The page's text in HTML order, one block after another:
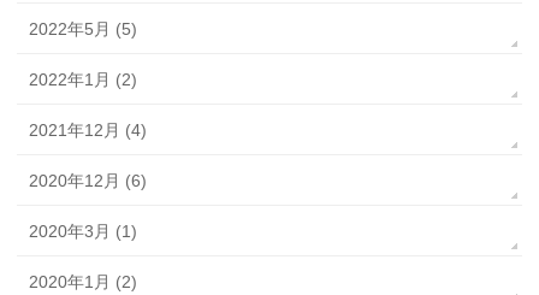
2022年5月 (5)
2022年1月 (2)
2021年12月 (4)
2020年12月 (6)
2020年3月 (1)
2020年1月 (2)